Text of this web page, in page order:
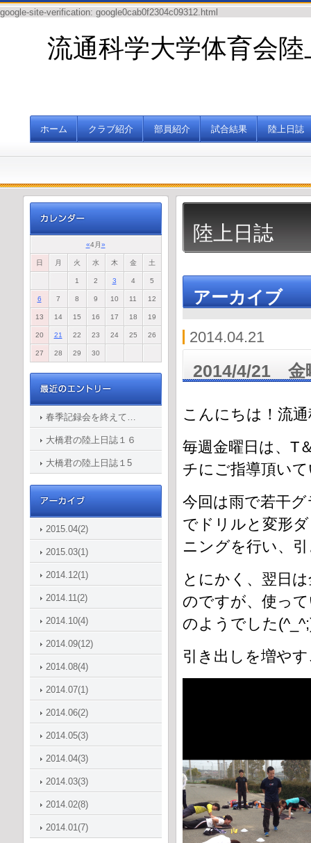
google-site-verification: google0cab0f2304c09312.html
流通科学大学体育会
ホーム クラブ紹介 部員紹介 試合結果 陸上日誌
陸上日誌
アーカイブ
2014.04.21
2014/4/21 金
こんにちは！ 流
毎週金曜日は、T
チにご指導頂い
今回は雨で若干
でドリルと変形
ニングを行い、
とにかく、翌日
のですが、使っ
のようでした
引き出しを増や
«4月»
日 月 火 水 木 金 土
1 2 3 4 5
6 7 8 9 10 11 12
13 14 15 16 17 18 19
20 21 22 23 24 25 26
27 28 29 30
春季記録会を終えて…
大橋君の陸上日誌１６
大橋君の陸上日誌１5
2015.04(2)
2015.03(1)
2014.12(1)
2014.11(2)
2014.10(4)
2014.09(12)
2014.08(4)
2014.07(1)
2014.06(2)
2014.05(3)
2014.04(3)
2014.03(3)
2014.02(8)
2014.01(7)